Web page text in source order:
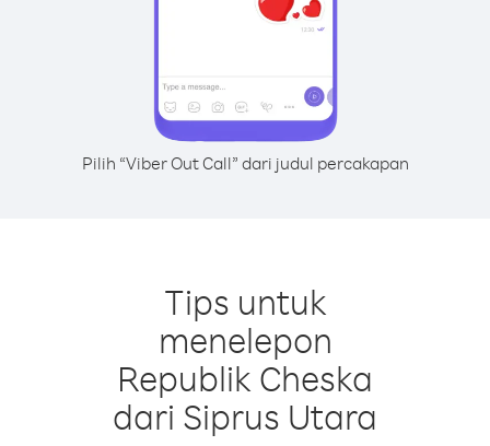
Pilih “Viber Out Call” dari judul percakapan
Tips untuk
menelepon
Republik Cheska
dari Siprus Utara